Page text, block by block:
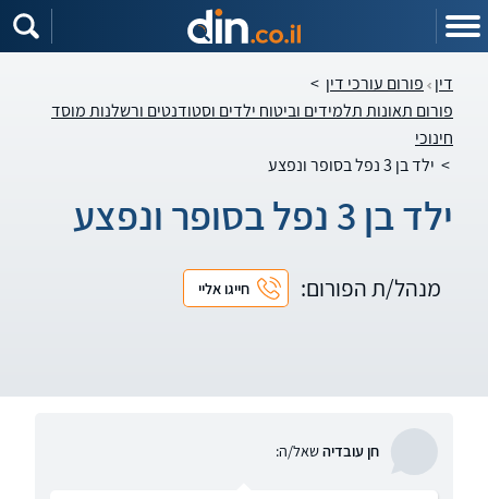
דין פורום עורכי דין >
פורום תאונות תלמידים וביטוח ילדים וסטודנטים ורשלנות מוסד
חינוכי
> ילד בן 3 נפל בסופר ונפצע
ילד בן 3 נפל בסופר ונפצע
מנהל/ת הפורום: חייגו אליי
חן עובדיהשאל/ה: